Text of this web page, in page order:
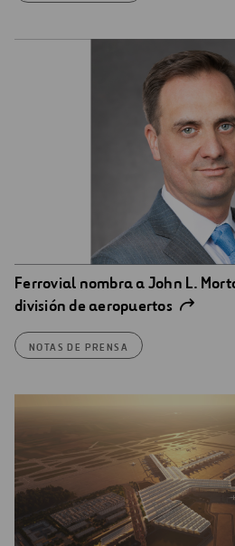
Ferrovial nombra a John L.
división de aeropuertos
NOTAS DE PRENSA